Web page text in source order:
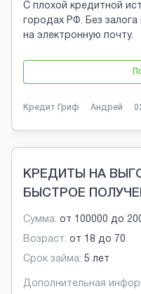
С плохой кредитной
городах РФ. Без
на электронную почту.
Кредит Гриф Андрей
КРЕДИТЫ НА
БЫСТРОЕ
Сумма: от 100000 до
Возраст: от 18 до 70
Срок займа: 5 лет
Дополнительная